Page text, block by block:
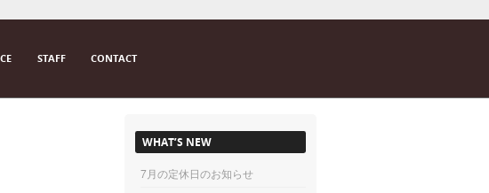
STAFF CONTACT
WHAT’S NEW
7月の定休日のお知らせ